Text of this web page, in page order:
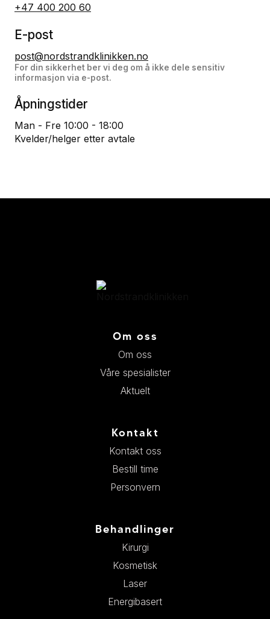
+47 400 200 60
E-post
post@nordstrandklinikken.no
For din sikkerhet ber vi deg om å ikke dele sensitiv
informasjon via e-post.
Åpningstider
Man - Fre 10:00 - 18:00
Kvelder/helger etter avtale
Om oss
Om oss
Våre spesialister
Aktuelt
Kontakt
Kontakt oss
Bestill time
Personvern
Behandlinger
Kirurgi
Kosmetisk
Laser
Energibasert